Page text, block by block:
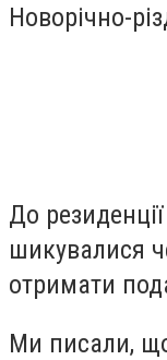
Новорічно-
До
шикувалися
отримати
Ми писали,